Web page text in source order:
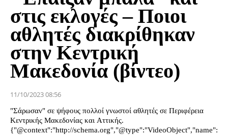
στις εκλογές – Ποιοι
αθλητές διακρίθηκαν
στην Κεντρική
Μακεδονία (βίντεο)
11/10/2023 08:56
"Σάρωσαν" σε ψήφους πολλοί γνωστοί αθλητές σε Περιφέρεια
Κεντρικής Μακεδονίας και Αττικής.
{"@context":"http://schema.org","@type":"VideoObject","name":